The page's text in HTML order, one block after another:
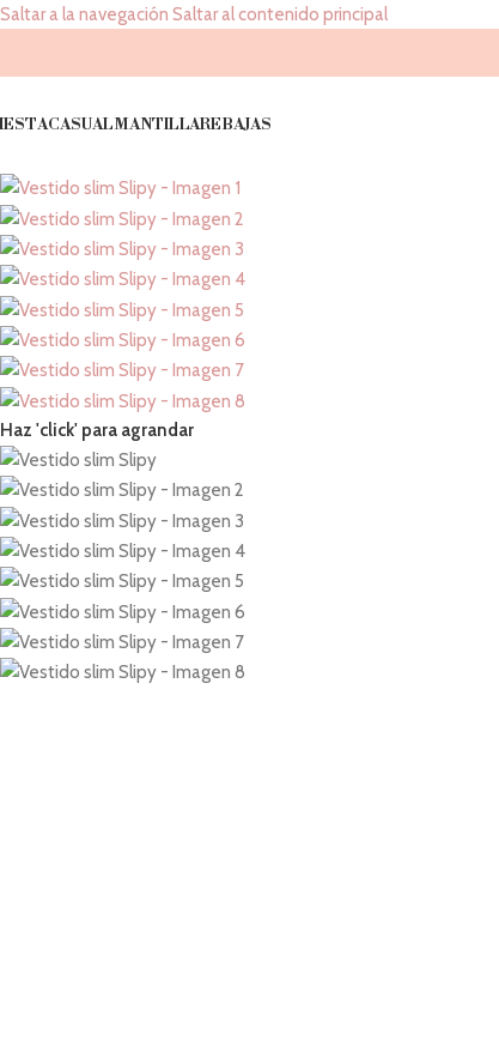
Saltar a la navegación Saltar al contenido principal
CASUALMANTILLAREBAJAS
Haz 'click' para agrandar